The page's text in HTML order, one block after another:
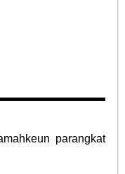
parangkat